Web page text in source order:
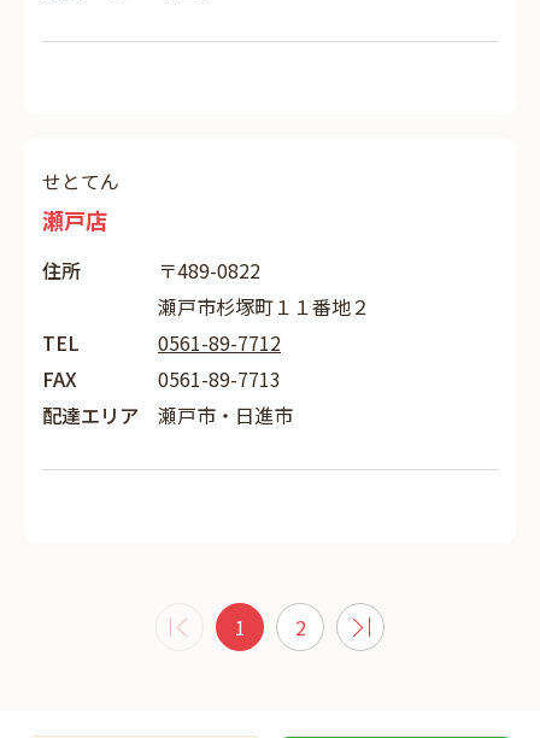
せとてん
瀬戸店
住所
〒489-0822
瀬戸市杉塚町１１番地２
TEL
0561-89-7712
FAX
0561-89-7713
配達エリア
瀬戸市・日進市
1 2